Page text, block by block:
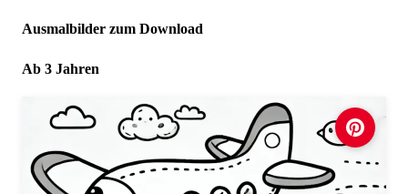
Ausmalbilder zum Download
Ab 3 Jahren